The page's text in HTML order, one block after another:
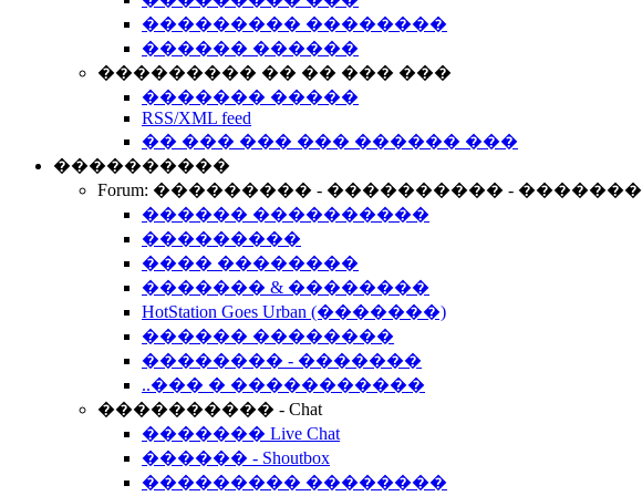
��������� ��������
������ ������
��������� �� �� ��� ���
������� �����
RSS/XML feed
�� ��� ��� ��� ������ ���
����������
Forum: ��������� - ���������� - �������
������ ����������
���������
���� ��������
������� & ��������
HotStation Goes Urban (�������)
������ ��������
�������� - �������
..��� � �����������
���������� - Chat
������� Live Chat
������ - Shoutbox
��������� ��������